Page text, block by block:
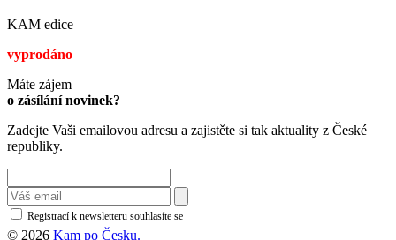
KAM edice
vyprodáno
Máte zájem
o zásílání novinek?
Zadejte Vaši emailovou adresu a zajistěte si tak aktuality z České
republiky.
Registrací k newsletteru souhlasíte se
© 2026 Kam po Česku.